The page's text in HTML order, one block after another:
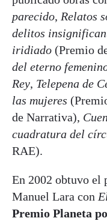
parecido, Relatos
delitos
iridiado (Premio
del eterno
Rey, Telepena de
las mujeres
de Narrativa),
cuadratura del
RAE).
En 2002 obtuvo el
Manuel Lara con
Premio Planeta